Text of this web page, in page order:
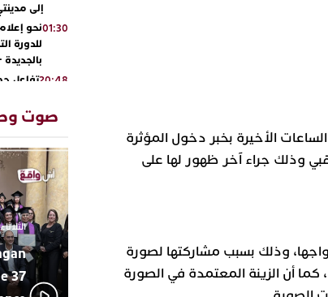
الأخيرة بخبر دخول المؤثرة
وذلك جراء آخر ظهور لها على
وذلك بسبب مشاركتها لصورة
أن الزينة المعتمدة في الصورة
إلى
01:30نحو
للدورة
20:48تفاعل
22:36 أبوظبي
العرش
بن زايد
13:30 دنيا
بأداء
19:11 يقظة
مثيرة
بالجديدة
صوت
الثلاثاء 10 مارس 2026 -
37